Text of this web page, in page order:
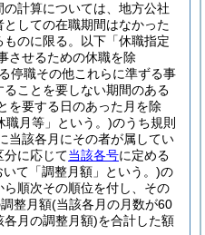
計算については、地方公社
しての在職期間はなかった
のに限る。以下「休職指定
させるための休職を除
停職その他これらに準ずる事
ことを要しない期間のある
を要する日のあった月を除
職月等」という。)のうち規則
当該各月にその者が属してい
分に応じて当該各号に定める
いて「調整月額」という。)の
順次その順位を付し、その
整月額(当該各月の月数が60
各月の調整月額)を合計した額